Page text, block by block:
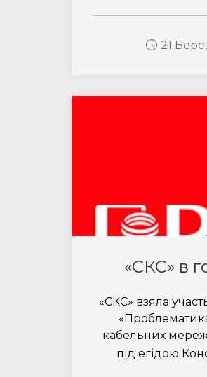
21
«СКС» в
«СКС» взяла
«Проблематика
кабельних мереж
під егідою